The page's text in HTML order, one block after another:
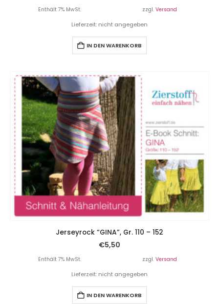
Enthält 7% MwSt. zzgl. Versand
Lieferzeit: nicht angegeben
IN DEN WARENKORB
Jerseyrock “GINA”, Gr. 110 – 152
€5,50
Enthält 7% MwSt. zzgl. Versand
Lieferzeit: nicht angegeben
IN DEN WARENKORB